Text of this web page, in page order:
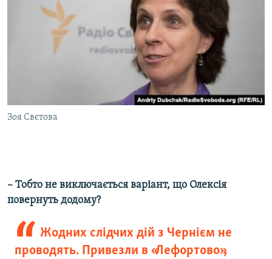
Зоя Свєтова
– Тобто не виключається варіант, що Олексія
повернуть додому?
Жодних слідчих дій з Чернієм не
проводять. Привезли в «Лефортово»,